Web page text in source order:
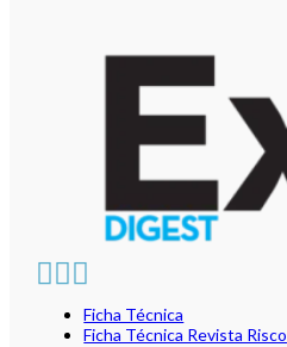
Ficha Técnica
Ficha Técnica Revista Risco